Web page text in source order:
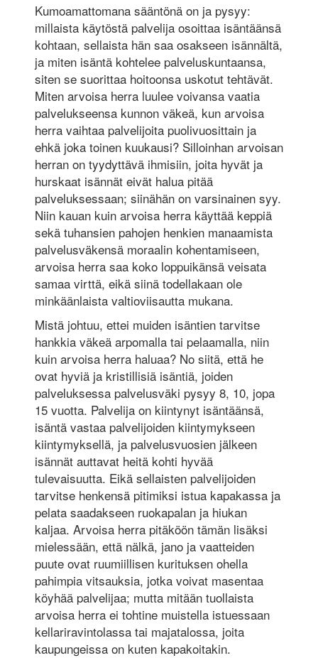
Kumoamattomana sääntönä on ja pysyy:
millaista käytöstä palvelija osoittaa isäntäänsä
kohtaan, sellaista hän saa osakseen isännältä,
ja miten isäntä kohtelee palveluskuntaansa,
siten se suorittaa hoitoonsa uskotut tehtävät.
Miten arvoisa herra luulee voivansa vaatia
palvelukseensa kunnon väkeä, kun arvoisa
herra vaihtaa palvelijoita puolivuosittain ja
ehkä joka toinen kuukausi? Silloinhan arvoisan
herran on tyydyttävä ihmisiin, joita hyvät ja
hurskaat isännät eivät halua pitää
palveluksessaan; siinähän on varsinainen syy.
Niin kauan kuin arvoisa herra käyttää keppiä
sekä tuhansien pahojen henkien manaamista
palvelusväkensä moraalin kohentamiseen,
arvoisa herra saa koko loppuikänsä veisata
samaa virttä, eikä siinä todellakaan ole
minkäänlaista valtioviisautta mukana.
Mistä johtuu, ettei muiden isäntien tarvitse
hankkia väkeä arpomalla tai pelaamalla, niin
kuin arvoisa herra haluaa? No siitä, että he
ovat hyviä ja kristillisiä isäntiä, joiden
palveluksessa palvelusväki pysyy 8, 10, jopa
15 vuotta. Palvelija on kiintynyt isäntäänsä,
isäntä vastaa palvelijoiden kiintymykseen
kiintymyksellä, ja palvelusvuosien jälkeen
isännät auttavat heitä kohti hyvää
tulevaisuutta. Eikä sellaisten palvelijoiden
tarvitse henkensä pitimiksi istua kapakassa ja
pelata saadakseen ruokapalan ja hiukan
kaljaa. Arvoisa herra pitäköön tämän lisäksi
mielessään, että nälkä, jano ja vaatteiden
puute ovat ruumiillisen kurituksen ohella
pahimpia vitsauksia, jotka voivat masentaa
köyhää palvelijaa; mutta mitään tuollaista
arvoisa herra ei tohtine muistella istuessaan
kellariravintolassa tai majatalossa, joita
kaupungeissa on kuten kapakoitakin.